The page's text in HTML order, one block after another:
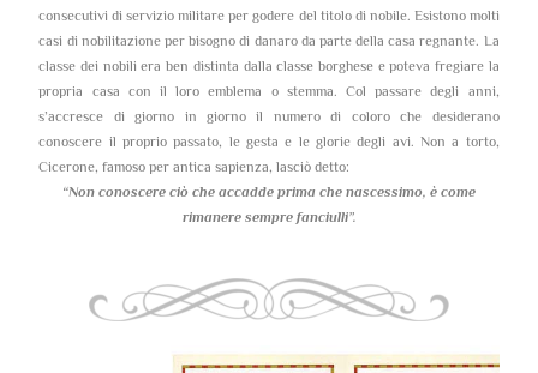
consecutivi di servizio militare per godere del titolo di nobile. Esistono molti
casi di nobilitazione per bisogno di danaro da parte della casa regnante. La
classe dei nobili era ben distinta dalla classe borghese e poteva fregiare la
propria casa con il loro emblema o stemma. Col passare degli anni,
s’accresce di giorno in giorno il numero di coloro che desiderano
conoscere il proprio passato, le gesta e le glorie degli avi. Non a torto,
Cicerone, famoso per antica sapienza, lasciò detto:
“Non conoscere ciò che accadde prima che nascessimo, è come
rimanere sempre fanciulli”.